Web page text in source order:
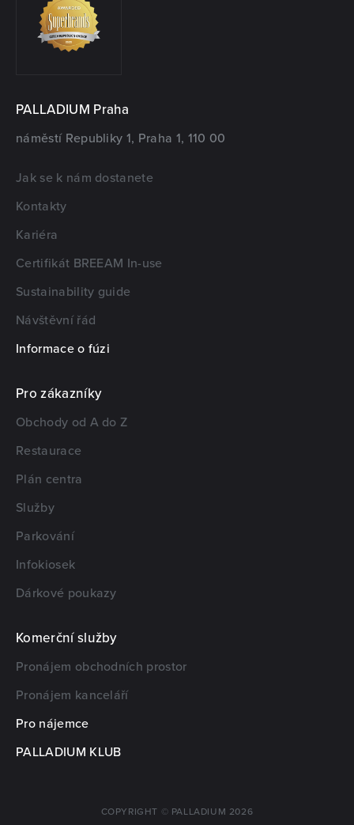
PALLADIUM Praha
náměstí Republiky 1, Praha 1, 110 00
Jak se k nám dostanete
Kontakty
Kariéra
Certifikát BREEAM In-use
Sustainability guide
Návštěvní řád
Informace o fúzi
Pro zákazníky
Obchody od A do Z
Restaurace
Plán centra
Služby
Parkování
Infokiosek
Dárkové poukazy
Komerční služby
Pronájem obchodních prostor
Pronájem kanceláří
Pro nájemce
PALLADIUM KLUB
COPYRIGHT © PALLADIUM 2026